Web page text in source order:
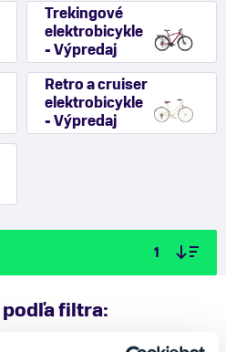
Trekingové
elektrobicykle
- Výpredaj
Retro a cruiser
elektrobicykle
- Výpredaj
1
podľa filtra: